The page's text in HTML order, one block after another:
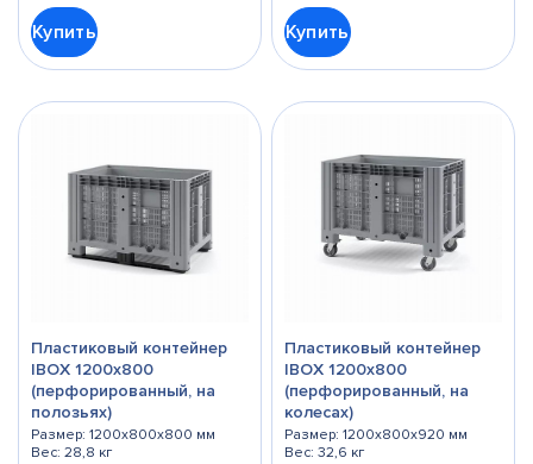
Купить Купить
Пластиковый контейнер
IBOX 1200х800
(перфорированный, на
полозьях)
Размер: 1200x800x800 мм
Вес: 28,8 кг
Пластиковый контейнер
IBOX 1200х800
(перфорированный, на
колесах)
Размер: 1200x800x920 мм
Вес: 32,6 кг